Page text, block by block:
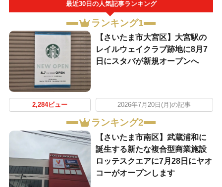
最近30日の人気記事ランキング
ランキング1
【さいたま市大宮区】大宮駅の
レイルウェイクラブ跡地に8月7
日にスタバが新規オープンへ
2,284ビュー 2026年7月20日(月)の記事
ランキング2
【さいたま市南区】武蔵浦和に
誕生する新たな複合型商業施設
ロッテスクエアに7月28日にヤオ
コーがオープンします